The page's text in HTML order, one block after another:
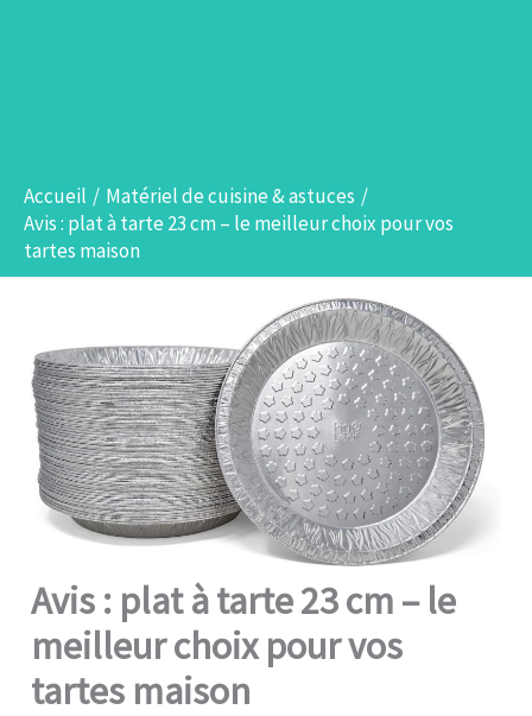
Accueil
Matériel de cuisine & astuces
Avis : plat à tarte 23 cm – le meilleur choix pour vos
tartes maison
Avis : plat à tarte 23 cm – le
meilleur choix pour vos
tartes maison